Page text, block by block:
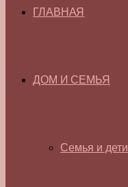
ГЛАВНАЯ
ДОМ И СЕМЬЯ
Семья и дети